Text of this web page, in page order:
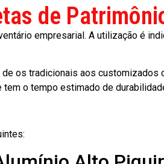
de
empresarial. A utilização é
os tradicionais aos customizados
o tempo estimado de